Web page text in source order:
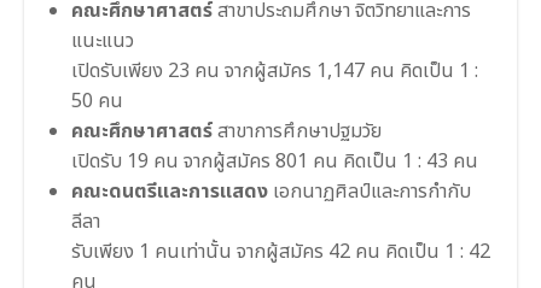
คณะศึกษาศาสตร์สาขาประถมศึกษา จิตวิทยาและการ
แนะแนว
เปิดรับเพียง 23 คน จากผู้สมัคร 1,147 คน คิดเป็น 1 :
50 คน
คณะศึกษาศาสตร์สาขาการศึกษาปฐมวัย
เปิดรับ 19 คน จากผู้สมัคร 801 คน คิดเป็น 1 : 43 คน
คณะดนตรีและการแสดง เอกนาฏศิลป์และการกำกับ
ลีลา
รับเพียง 1 คนเท่านั้น จากผู้สมัคร 42 คน คิดเป็น 1 : 42
คน